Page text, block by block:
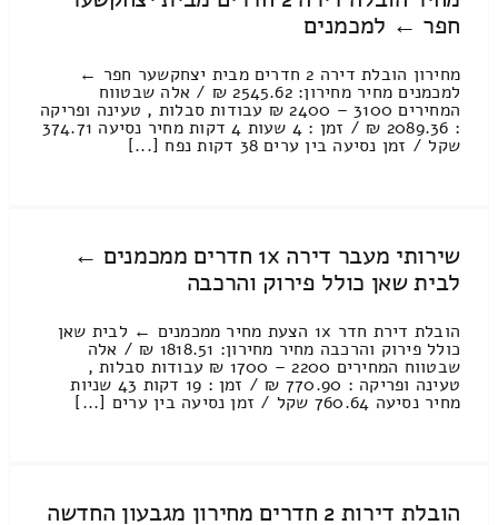
חפר ← למכמנים
מחירון הובלת דירה 2 חדרים מבית יצחקשער חפר ←
למכמנים מחיר מחירון: 2545.62 ₪ / אלה שבטווח
המחירים 3100 – 2400 ₪ עבודות סבלות , טעינה ופריקה
: 2089.36 ₪ / זמן : 4 שעות 4 דקות מחיר נסיעה 374.71
שקל / זמן נסיעה בין ערים 38 דקות נפח [...]
שירותי מעבר דירה 1x חדרים ממכמנים ←
לבית שאן כולל פירוק והרכבה
הובלת דירת חדר 1x הצעת מחיר ממכמנים ← לבית שאן
כולל פירוק והרכבה מחיר מחירון: 1818.51 ₪ / אלה
שבטווח המחירים 2200 – 1700 ₪ עבודות סבלות ,
טעינה ופריקה : 770.90 ₪ / זמן : 19 דקות 43 שניות
מחיר נסיעה 760.64 שקל / זמן נסיעה בין ערים [...]
הובלת דירות 2 חדרים מחירון מגבעון החדשה